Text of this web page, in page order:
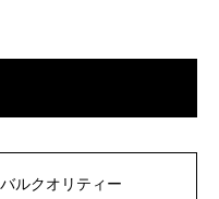
ルクオリティー